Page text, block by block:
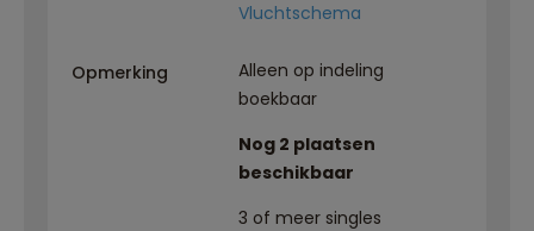
Vluchtschema
Opmerking
Alleen op indeling
boekbaar
Nog 2 plaatsen
beschikbaar
3 of meer singles